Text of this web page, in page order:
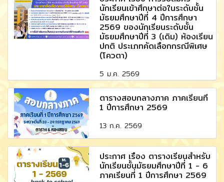
นักเรียนเข้าศึกษาต่อในระดับชั้น
มัธยมศึกษาปีที่ 4 ปีการศึกษา
2569 ของนักเรียนระดับชั้น
มัธยมศึกษาปีที่ 3 (เดิม) ห้องเรียน
ปกติ ประเภทคัดเลือกกรณีพิเศษ
(โควตา)
5 ม.ค. 2569
ตารางสอบกลางภาค ภาคเรียนที่
1 ปีการศึกษา 2569
13 ก.ค. 2569
ประกาศ เรื่อง ตารางเรียนสำหรับ
นักเรียนชั้นมัธยมศึกษาปีที่ 1 - 6
ภาคเรียนที่ 1 ปีการศึกษา 2569